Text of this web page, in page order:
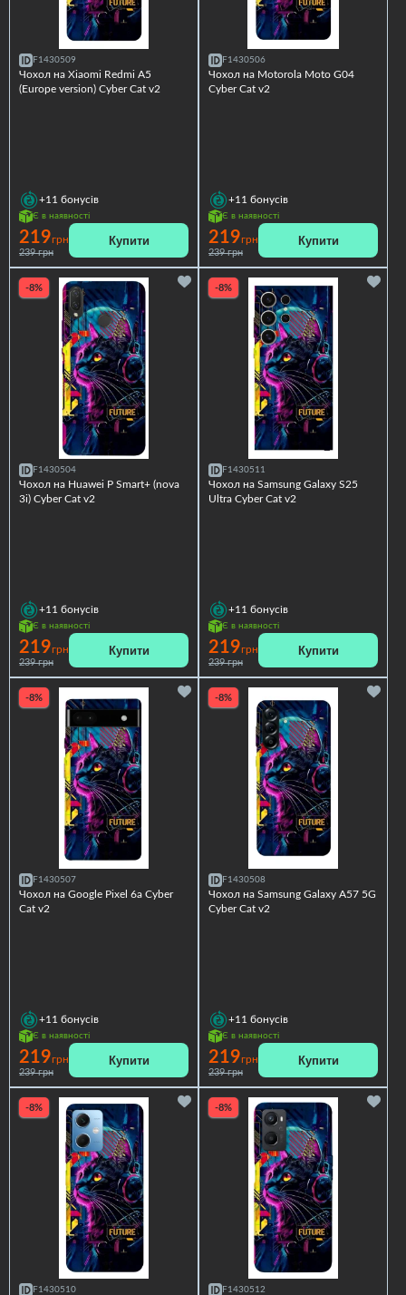
F1430509
Чохол на Xiaomi Redmi A5
(Europe version) Cyber Cat v2
+11 бонусів
Є в наявності
219грн
239 грн
Купити
F1430506
Чохол на Motorola Moto G04
Cyber Cat v2
+11 бонусів
Є в наявності
219грн
239 грн
Купити
-8%
F1430504
Чохол на Huawei P Smart+ (nova
3i) Cyber Cat v2
+11 бонусів
Є в наявності
219грн
239 грн
Купити
-8%
F1430511
Чохол на Samsung Galaxy S25
Ultra Cyber Cat v2
+11 бонусів
Є в наявності
219грн
239 грн
Купити
-8%
F1430507
Чохол на Google Pixel 6a Cyber
Cat v2
+11 бонусів
Є в наявності
219грн
239 грн
Купити
-8%
F1430508
Чохол на Samsung Galaxy A57 5G
Cyber Cat v2
+11 бонусів
Є в наявності
219грн
239 грн
Купити
-8%
F1430510
-8%
F1430512